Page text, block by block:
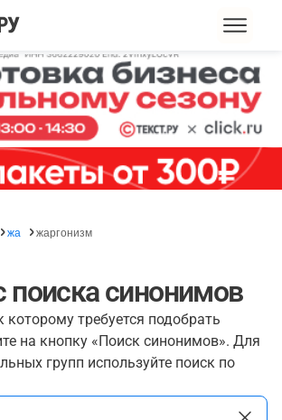
жа жаргонизм
поиска синонимов
которому требуется подобрать
на кнопку «Поиск синонимов». Для
групп используйте поиск по